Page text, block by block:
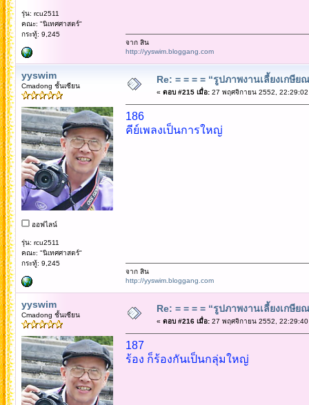
รุ่น: rcu2511
คณะ: "นิเทศศาสตร์"
กระทู้: 9,245
จาก สิน
http://yyswim.bloggang.com
yyswim
Cmadong ชั้นเซียน
ออฟไลน์
รุ่น: rcu2511
คณะ: "นิเทศศาสตร์"
กระทู้: 9,245
Re: = = = = “รูปภาพงานเลี้ยงเกษี
« ตอบ #215 เมื่อ:27 พฤศจิกายน 2552, 22:29:02
186
คีย์เพลงเป็นการใหญ่
จาก สิน
http://yyswim.bloggang.com
yyswim
Cmadong ชั้นเซียน
Re: = = = = “รูปภาพงานเลี้ยงเกษี
« ตอบ #216 เมื่อ:27 พฤศจิกายน 2552, 22:29:40
187
ร้อง ก็ร้องกันเป็นกลุ่มใหญ่